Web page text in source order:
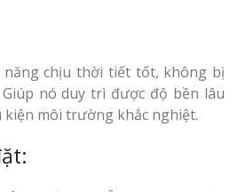
năng chịu thời tiết tốt, không bị
nó duy trì được độ bền lâu
kiện môi trường khắc nghiệt.